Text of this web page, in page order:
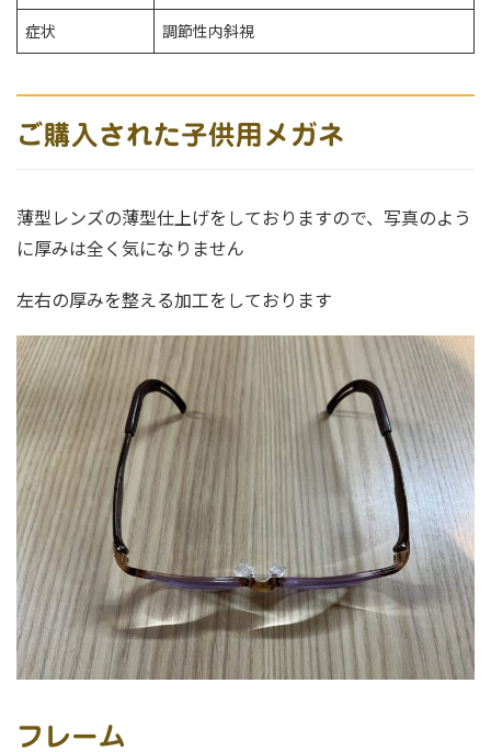
症状
調節性内斜視
ご購入された子供用メガネ
薄型レンズの薄型仕上げをしておりますので、写真のよう
に厚みは全く気になりません
左右の厚みを整える加工をしております
フレーム